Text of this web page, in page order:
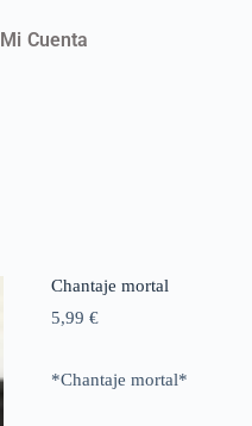
Mi Cuenta
Chantaje mortal
5,99 €
*Chantaje mortal*